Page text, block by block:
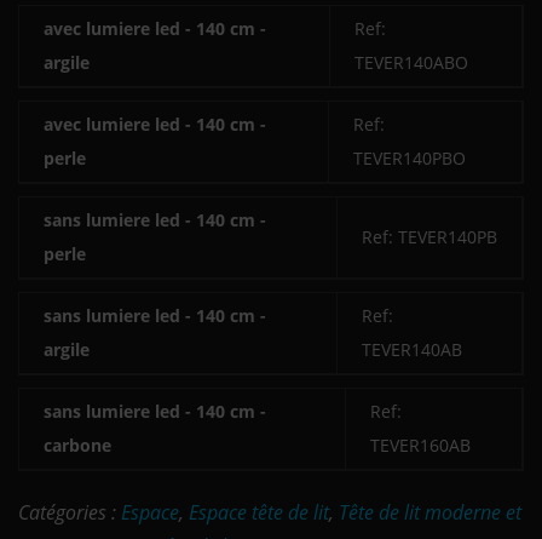
avec lumiere led - 140 cm -
argile
Ref:
TEVER140ABO
avec lumiere led - 140 cm -
perle
Ref:
TEVER140PBO
sans lumiere led - 140 cm -
perle
Ref: TEVER140PB
sans lumiere led - 140 cm -
argile
Ref:
TEVER140AB
sans lumiere led - 140 cm -
carbone
Ref:
TEVER160AB
Catégories : Espace, Espace tête de lit, Tête de lit moderne et